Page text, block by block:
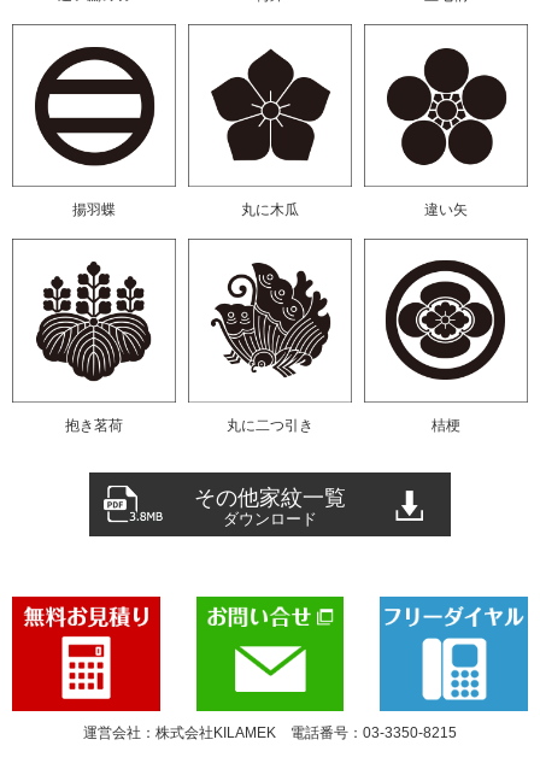
揚羽蝶 丸に木瓜 違い矢
抱き茗荷 丸に二つ引き 桔梗
その他家紋一覧
ダウンロード
運営会社：株式会社KILAMEK 電話番号：03-3350-8215